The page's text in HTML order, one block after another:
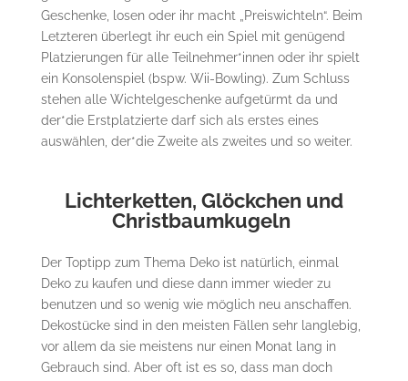
Geschenke, losen oder ihr macht „Preiswichteln“. Beim
Letzteren überlegt ihr euch ein Spiel mit genügend
Platzierungen für alle Teilnehmer*innen oder ihr spielt
ein Konsolenspiel (bspw. Wii-Bowling). Zum Schluss
stehen alle Wichtelgeschenke aufgetürmt da und
der*die Erstplatzierte darf sich als erstes eines
auswählen, der*die Zweite als zweites und so weiter.
Lichterketten, Glöckchen und
Christbaumkugeln
Der Toptipp zum Thema Deko ist natürlich, einmal
Deko zu kaufen und diese dann immer wieder zu
benutzen und so wenig wie möglich neu anschaffen.
Dekostücke sind in den meisten Fällen sehr langlebig,
vor allem da sie meistens nur einen Monat lang in
Gebrauch sind. Aber oft ist es so, dass man doch